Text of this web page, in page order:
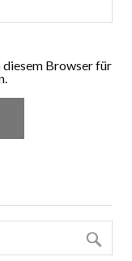
Browser für